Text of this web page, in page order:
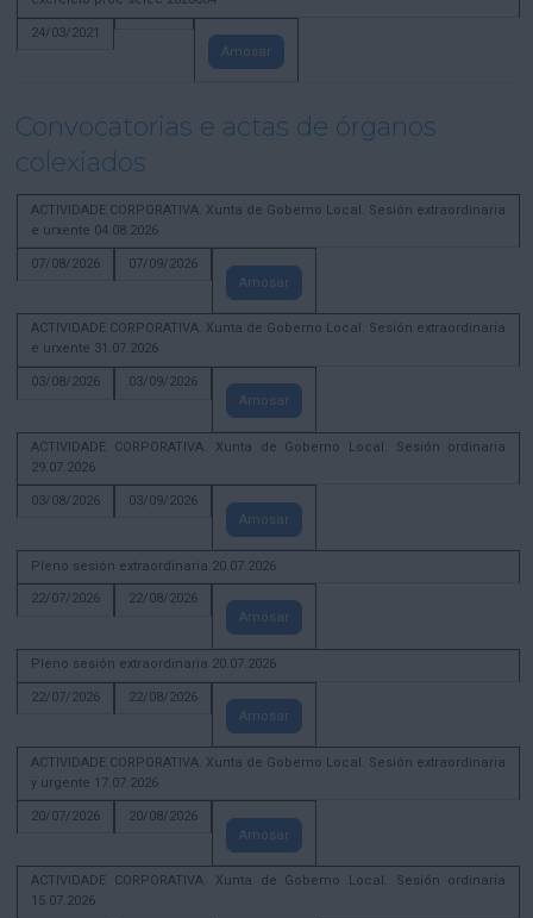
24/03/2021
Amosar
Convocatorias e actas de órganos
colexiados
ACTIVIDADE CORPORATIVA. Xunta de Goberno Local. Sesión extraordinaria
e urxente 04.08.2026
07/08/2026
07/09/2026
Amosar
ACTIVIDADE CORPORATIVA. Xunta de Goberno Local. Sesión extraordinaria
e urxente 31.07.2026
03/08/2026
03/09/2026
Amosar
ACTIVIDADE CORPORATIVA. Xunta de Goberno Local. Sesión ordinaria
29.07.2026
03/08/2026
03/09/2026
Amosar
Pleno sesión extraordinaria 20.07.2026
22/07/2026
22/08/2026
Amosar
Pleno sesión extraordinaria 20.07.2026
22/07/2026
22/08/2026
Amosar
ACTIVIDADE CORPORATIVA. Xunta de Goberno Local. Sesión extraordinaria
y urgente 17.07.2026
20/07/2026
20/08/2026
Amosar
ACTIVIDADE CORPORATIVA. Xunta de Goberno Local. Sesión ordinaria
15.07.2026